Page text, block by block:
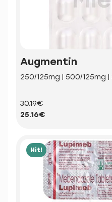
Augmentin
250/125mg | 500/125mg
30.19€
25.16€
Hit!